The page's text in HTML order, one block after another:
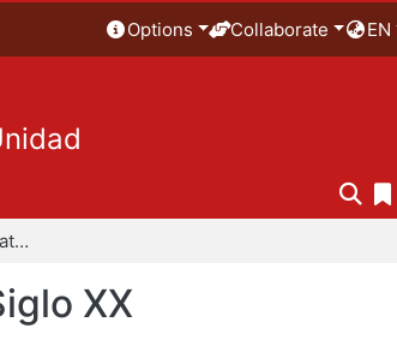
Options Collaborate EN
Especialización en Literatura Mexicana del Siglo XX
XX